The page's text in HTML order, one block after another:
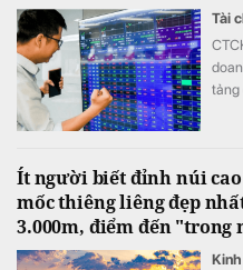
Tài
tảng
Ít người biết đỉnh núi
mốc thiêng liêng đẹp
3.000m, điểm đến